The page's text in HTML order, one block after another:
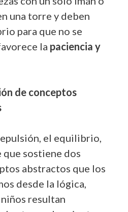
una torre y deben
para que no se
la paciencia y
de conceptos
el equilibrio,
sostiene dos
abstractos que los
desde la lógica,
resultan